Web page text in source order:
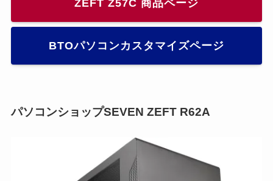
ZEFT Z57C 商品ページ
BTOパソコンカスタマイズページ
パソコンショップSEVEN ZEFT R62A